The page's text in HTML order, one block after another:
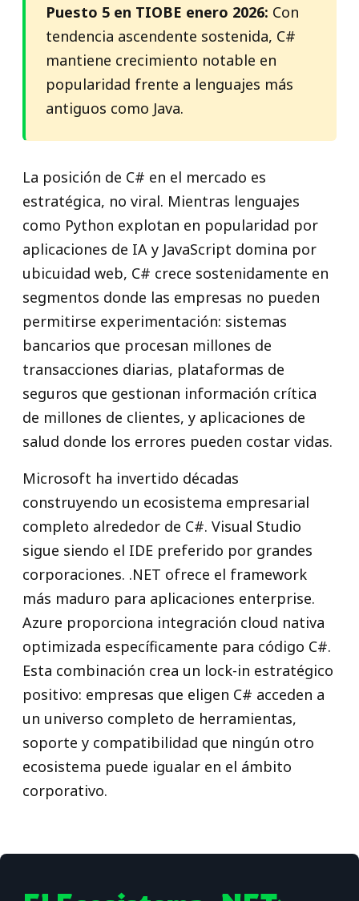
Puesto 5 en TIOBE enero 2026: Con
tendencia ascendente sostenida, C#
mantiene crecimiento notable en
popularidad frente a lenguajes más
antiguos como Java.
La posición de C# en el mercado es
estratégica, no viral. Mientras lenguajes
como Python explotan en popularidad por
aplicaciones de IA y JavaScript domina por
ubicuidad web, C# crece sostenidamente en
segmentos donde las empresas no pueden
permitirse experimentación: sistemas
bancarios que procesan millones de
transacciones diarias, plataformas de
seguros que gestionan información crítica
de millones de clientes, y aplicaciones de
salud donde los errores pueden costar vidas.
Microsoft ha invertido décadas
construyendo un ecosistema empresarial
completo alrededor de C#. Visual Studio
sigue siendo el IDE preferido por grandes
corporaciones. .NET ofrece el framework
más maduro para aplicaciones enterprise.
Azure proporciona integración cloud nativa
optimizada específicamente para código C#.
Esta combinación crea un lock-in estratégico
positivo: empresas que eligen C# acceden a
un universo completo de herramientas,
soporte y compatibilidad que ningún otro
ecosistema puede igualar en el ámbito
corporativo.